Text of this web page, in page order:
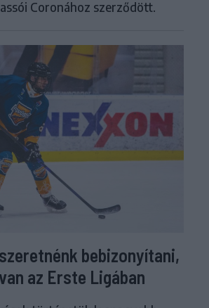
Coronához szerződött.
bebizonyítani,
az Erste Ligában